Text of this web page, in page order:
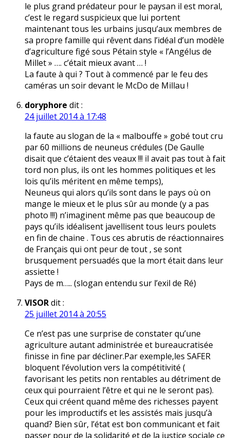
le plus grand prédateur pour le paysan il est moral,
c’est le regard suspicieux que lui portent
maintenant tous les urbains jusqu’aux membres de
sa propre famille qui rêvent dans l’idéal d’un modèle
d’agriculture figé sous Pétain style « l’Angélus de
Millet » …. c’était mieux avant … !
La faute à qui ? Tout à commencé par le feu des
caméras un soir devant le McDo de Millau !
doryphore dit :
24 juillet 2014 à 17:48
la faute au slogan de la « malbouffe » gobé tout cru
par 60 millions de neuneus crédules (De Gaulle
disait que c’étaient des veaux !!! il avait pas tout à fait
tord non plus, ils ont les hommes politiques et les
lois qu’ils méritent en même temps),
Neuneus qui alors qu’ils sont dans le pays où on
mange le mieux et le plus sûr au monde (y a pas
photo !!!) n’imaginent même pas que beaucoup de
pays qu’ils idéalisent javellisent tous leurs poulets
en fin de chaine . Tous ces abrutis de réactionnaires
de Français qui ont peur de tout , se sont
brusquement persuadés que la mort était dans leur
assiette !
Pays de m….. (slogan entendu sur l’exil de Ré)
VISORdit :
25 juillet 2014 à 20:55
Ce n’est pas une surprise de constater qu’une
agriculture autant administrée et bureaucratisée
finisse in fine par décliner.Par exemple,les SAFER
bloquent l’évolution vers la compétitivité (
favorisant les petits non rentables au détriment de
ceux qui pourraient l’être et qui ne le seront pas).
Ceux qui créent quand même des richesses payent
pour les improductifs et les assistés mais jusqu’à
quand? Bien sûr, l’état est bon communicant et fait
passer pour de la solidarité et de la justice sociale ce